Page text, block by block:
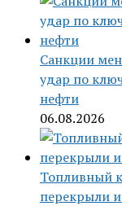
Санкции
удар по
нефти
06.08.2026
Топливный
перекрыли